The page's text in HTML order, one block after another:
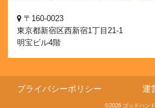
〒160-0023
東京都新宿区西新宿1丁目21-1
明宝ビル4階
プライバシーポリシー 運
©2026 ゴッドハン